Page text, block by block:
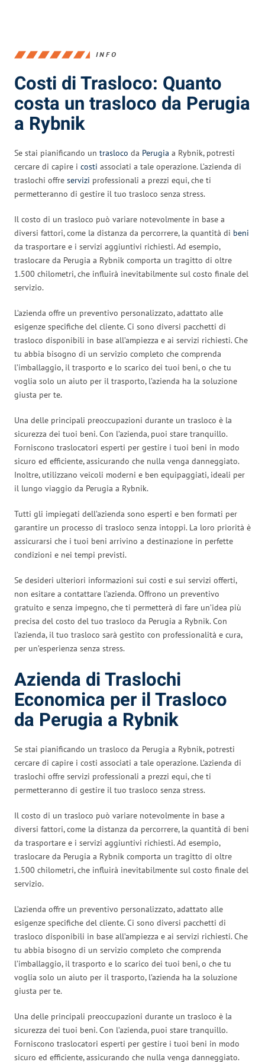
INFO
Costi di Trasloco: Quanto
costa un trasloco da Perugia
a Rybnik
Se stai pianificando un trasloco da Perugia a Rybnik, potresti
cercare di capire i costi associati a tale operazione. L’azienda di
traslochi offre servizi professionali a prezzi equi, che ti
permetteranno di gestire il tuo trasloco senza stress.
Il costo di un trasloco può variare notevolmente in base a
diversi fattori, come la distanza da percorrere, la quantità di beni
da trasportare e i servizi aggiuntivi richiesti. Ad esempio,
traslocare da Perugia a Rybnik comporta un tragitto di oltre
1.500 chilometri, che influirà inevitabilmente sul costo finale del
servizio.
L’azienda offre un preventivo personalizzato, adattato alle
esigenze specifiche del cliente. Ci sono diversi pacchetti di
trasloco disponibili in base all’ampiezza e ai servizi richiesti. Che
tu abbia bisogno di un servizio completo che comprenda
l’imballaggio, il trasporto e lo scarico dei tuoi beni, o che tu
voglia solo un aiuto per il trasporto, l’azienda ha la soluzione
giusta per te.
Una delle principali preoccupazioni durante un trasloco è la
sicurezza dei tuoi beni. Con l’azienda, puoi stare tranquillo.
Forniscono traslocatori esperti per gestire i tuoi beni in modo
sicuro ed efficiente, assicurando che nulla venga danneggiato.
Inoltre, utilizzano veicoli moderni e ben equipaggiati, ideali per
il lungo viaggio da Perugia a Rybnik.
Tutti gli impiegati dell’azienda sono esperti e ben formati per
garantire un processo di trasloco senza intoppi. La loro priorità è
assicurarsi che i tuoi beni arrivino a destinazione in perfette
condizioni e nei tempi previsti.
Se desideri ulteriori informazioni sui costi e sui servizi offerti,
non esitare a contattare l’azienda. Offrono un preventivo
gratuito e senza impegno, che ti permetterà di fare un’idea più
precisa del costo del tuo trasloco da Perugia a Rybnik. Con
l’azienda, il tuo trasloco sarà gestito con professionalità e cura,
per un’esperienza senza stress.
Azienda di Traslochi
Economica per il Trasloco
da Perugia a Rybnik
Se stai pianificando un trasloco da Perugia a Rybnik, potresti
cercare di capire i costi associati a tale operazione. L’azienda di
traslochi offre servizi professionali a prezzi equi, che ti
permetteranno di gestire il tuo trasloco senza stress.
Il costo di un trasloco può variare notevolmente in base a
diversi fattori, come la distanza da percorrere, la quantità di beni
da trasportare e i servizi aggiuntivi richiesti. Ad esempio,
traslocare da Perugia a Rybnik comporta un tragitto di oltre
1.500 chilometri, che influirà inevitabilmente sul costo finale del
servizio.
L’azienda offre un preventivo personalizzato, adattato alle
esigenze specifiche del cliente. Ci sono diversi pacchetti di
trasloco disponibili in base all’ampiezza e ai servizi richiesti. Che
tu abbia bisogno di un servizio completo che comprenda
l’imballaggio, il trasporto e lo scarico dei tuoi beni, o che tu
voglia solo un aiuto per il trasporto, l’azienda ha la soluzione
giusta per te.
Una delle principali preoccupazioni durante un trasloco è la
sicurezza dei tuoi beni. Con l’azienda, puoi stare tranquillo.
Forniscono traslocatori esperti per gestire i tuoi beni in modo
sicuro ed efficiente, assicurando che nulla venga danneggiato.